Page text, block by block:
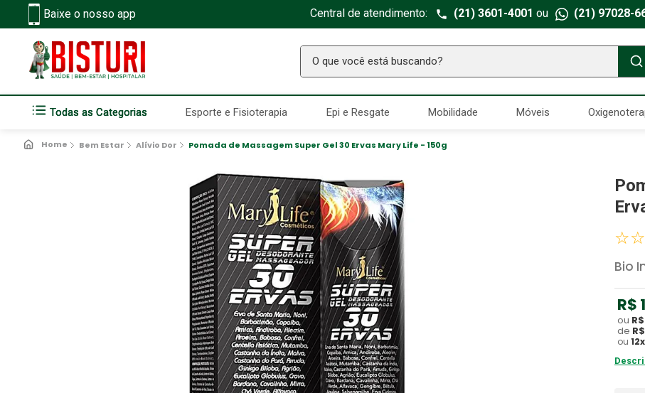
Baixe o nosso app Central de atendimento: (21) 3601-4001 ou (21) 97028-
O que você está buscando?
Todas as Categorias Esporte e Fisioterapia Epi e Resgate Mobilidade Móveis
Bem Estar Alívio Dor Pomada de Massagem Super Gel 30 Ervas Mary Life - 150g
☆☆
Bio
R$
ou R$
de R$
ou 12x
TERMOS MAIS BUSCADOS
Seringa Insulina
2º Fralda Geriatrica
4º Littmann
5º Absorvente Geriatrico
6 º Estetoscopio Littmann
7º Aparelho Pressão
8º Gaze Esteril
9 º Curativo
10º Gaze